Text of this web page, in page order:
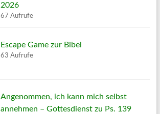
2026
67 Aufrufe
Escape Game zur Bibel
63 Aufrufe
Angenommen, ich kann mich selbst
annehmen – Gottesdienst zu Ps. 139